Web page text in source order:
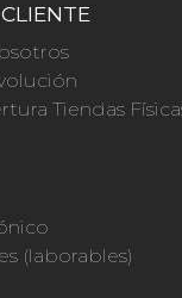
Tiendas
(laborables)